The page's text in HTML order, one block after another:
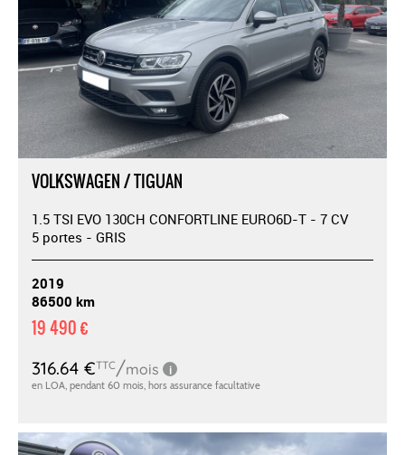
VOLKSWAGEN / TIGUAN
1.5 TSI EVO 130CH CONFORTLINE EURO6D-T - 7 CV
5 portes - GRIS
2019
86500 km
19 490 €